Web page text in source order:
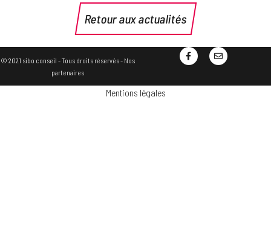
Retour aux actualités
© 2021 sibo conseil - Tous droits réservés - Nos
partenaires
Mentions légales